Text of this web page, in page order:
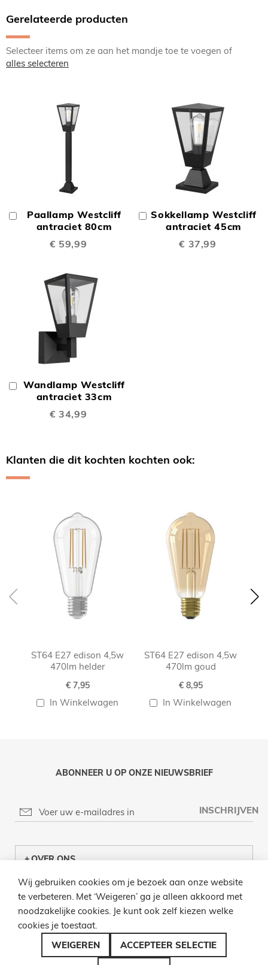
Gerelateerde producten
Selecteer items om ze aan het mandje toe te voegen of
alles selecteren
Paallamp Westcliff
antraciet 80cm
€ 59,99
Winkelwagen
Sokkellamp Westcliff
antraciet 45cm
€ 37,99
In
Winkelwagen
Wandlamp Westcliff
antraciet 33cm
€ 34,99
In
Winkelwagen
Klanten die dit kochten kochten ook:
ST64 E27 edison 4,5w
470lm helder
€ 7,95
In Winkelwagen
ST64 E27 edison 4,5w
470lm goud
€ 8,95
In Winkelwagen
ABONNEER U OP ONZE NIEUWSBRIEF
INSCHRIJVEN
OVER ONS
KLANTENCENTRUM
INFO
BEL ONS
Wij gebruiken cookies om je bezoek aan onze website
te verbeteren. Met ‘Weigeren’ ga je alleen akkoord met
noodzakelijke cookies. Je kunt ook zelf kiezen welke
cookies je toestaat.
WEIGEREN
ACCEPTEER SELECTIE